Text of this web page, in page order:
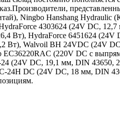
Ningbo Hanshang Hydraulic
4303624 (24V DC,
Вт), HydraForce 6451624
Walvoil BH 24VDC (24V
(220V DC с
(24V DC, 19,1 мм, DIN 43650,
DC (24V DC, 18 мм, DIN